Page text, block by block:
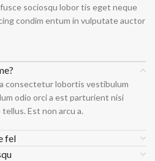
sociosqu lobor tis eget neque
condim entum in vulputate auctor
consectetur lobortis vestibulum
odio orci a est parturient nisi
Est non arcu a.
fel